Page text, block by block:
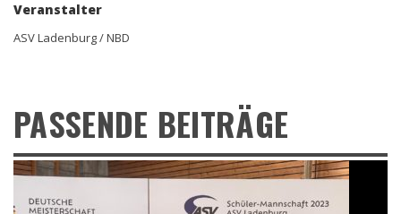
Veranstalter
ASV Ladenburg / NBD
PASSENDE BEITRÄGE